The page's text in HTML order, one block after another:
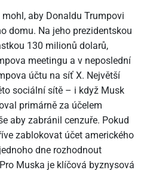
aby Donaldu Trumpovi
domu. Na jeho prezidentskou
130 milionů dolarů,
meetingu a v neposlední
účtu na síť X. Největší
sociální sítě – i když Musk
primárně za účelem
aby zabránil cenzuře. Pokud
zablokovat účet amerického
dne rozhodnout
Muska je klíčová byznysová